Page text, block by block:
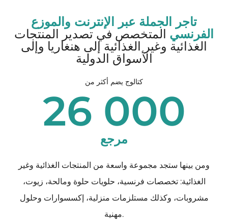
تاجر الجملة عبر الإنترنت والموزع
الفرنسي المتخصص في تصدير المنتجات
الغذائية وغير الغذائية إلى هنغاريا وإلى
الأسواق الدولية
كتالوج يضم أكثر من
26 000
مرجع
ومن بينها ستجد مجموعة واسعة من المنتجات الغذائية وغير
الغذائية: تخصصات فرنسية، حلويات حلوة ومالحة، زيوت،
مشروبات، وكذلك مستلزمات منزلية، إكسسوارات وحلول
مهنية.